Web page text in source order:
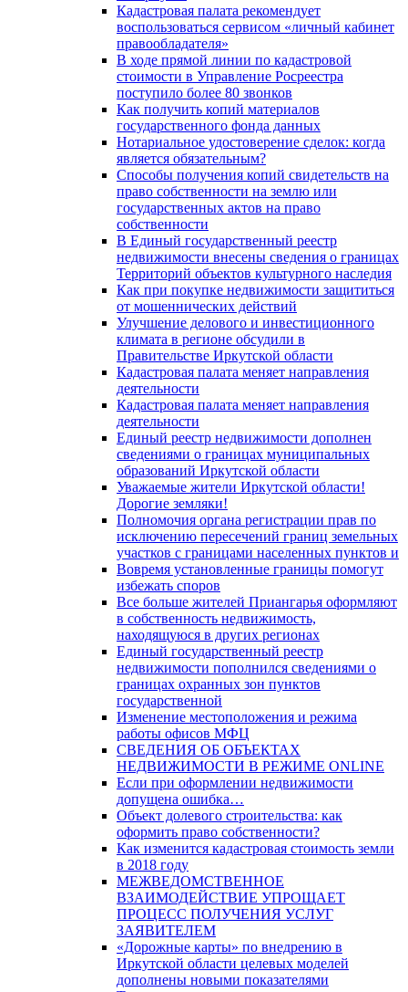
Кадастровая палата рекомендует
воспользоваться сервисом «личный кабинет
правообладателя»
В ходе прямой линии по кадастровой
стоимости в Управление Росреестра
поступило более 80 звонков
Как получить копий материалов
государственного фонда данных
Нотариальное удостоверение сделок: когда
является обязательным?
Способы получения копий свидетельств на
право собственности на землю или
государственных актов на право
собственности
В Единый государственный реестр
недвижимости внесены сведения о границах
Территорий объектов культурного наследия
Как при покупке недвижимости защититься
от мошеннических действий
Улучшение делового и инвестиционного
климата в регионе обсудили в
Правительстве Иркутской области
Кадастровая палата меняет направления
деятельности
Кадастровая палата меняет направления
деятельности
Единый реестр недвижимости дополнен
сведениями о границах муниципальных
образований Иркутской области
Уважаемые жители Иркутской области!
Дорогие земляки!
Полномочия органа регистрации прав по
исключению пересечений границ земельных
участков с границами населенных пунктов и
Вовремя установленные границы помогут
избежать споров
Все больше жителей Приангарья оформляют
в собственность недвижимость,
находящуюся в других регионах
Единый государственный реестр
недвижимости пополнился сведениями о
границах охранных зон пунктов
государственной
Изменение местоположения и режима
работы офисов МФЦ
СВЕДЕНИЯ ОБ ОБЪЕКТАХ
НЕДВИЖИМОСТИ В РЕЖИМЕ ONLINE
Если при оформлении недвижимости
допущена ошибка…
Объект долевого строительства: как
оформить право собственности?
Как изменится кадастровая стоимость земли
в 2018 году
МЕЖВЕДОМСТВЕННОЕ
ВЗАИМОДЕЙСТВИЕ УПРОЩАЕТ
ПРОЦЕСС ПОЛУЧЕНИЯ УСЛУГ
ЗАЯВИТЕЛЕМ
«Дорожные карты» по внедрению в
Иркутской области целевых моделей
дополнены новыми показателями